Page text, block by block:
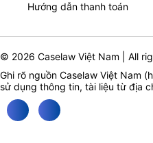
Hướng dẫn thanh toán
© 2026 Caselaw Việt Nam | All
Ghi rõ nguồn Caselaw Việt Nam (
sử dụng thông tin, tài liệu từ địa